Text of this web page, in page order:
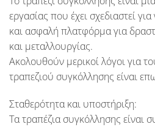
εργασίας που έχει σχεδιαστεί
και ασφαλή πλατφόρμα για
και μεταλλουργίας.
Ακολουθούν μερικοί λόγοι για
τραπεζιού συγκόλλησης είναι
Σταθερότητα και υποστήριξη:
Τα τραπέζια συγκόλλησης είναι